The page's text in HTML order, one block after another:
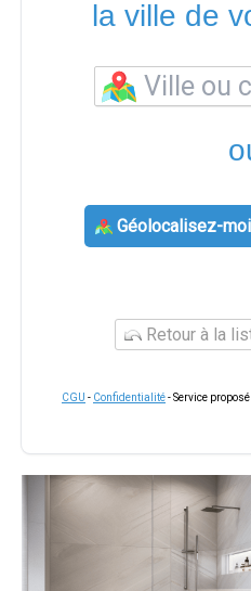
la ville de
Géolocalisez-
Retour à la
CGU - Confidentialité- Service